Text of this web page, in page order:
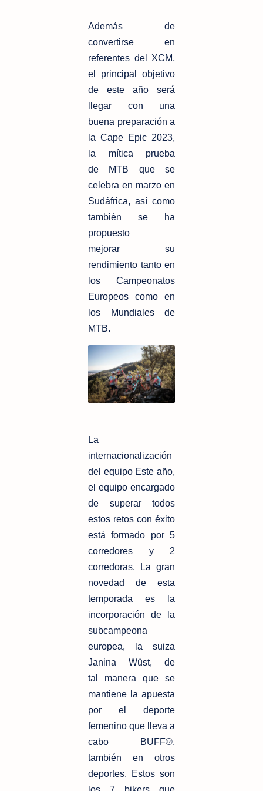
Además de
convertirse en
referentes del XCM,
el principal objetivo
de este año será
llegar con una
buena preparación a
la Cape Epic 2023,
la mítica prueba
de MTB que se
celebra en marzo en
Sudáfrica, así como
también se ha
propuesto
mejorar su
rendimiento tanto en
los Campeonatos
Europeos como en
los
Mundiales de
MTB.
La
internacionalización
del equipo Este año,
el equipo encargado
de superar todos
estos retos con éxito
estáformado por 5
corredores y 2
corredoras. La gran
novedad de esta
temporada es
la
incorporación de la
subcampeona
europea, la suiza
Janina Wüst, de
tal manera que se
mantiene la apuesta
por el deporte
femenino que lleva a
cabo
BUFF®,
también en otros
deportes. Estos son